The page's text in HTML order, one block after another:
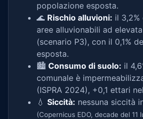
popolazione esposta.
🌊 Rischio alluvioni: il
aree alluvionabili ad
(scenario P3), con il 0,1%
esposta.
🏙️ Consumo di suolo: il
comunale è
(ISPRA 2024), +0,1 ettari
💧 Siccità: nessuna siccità
(Copernicus EDO, decade del 11